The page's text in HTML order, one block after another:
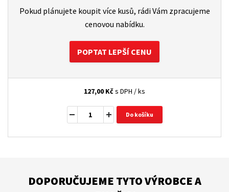
Pokud plánujete koupit více kusů, rádi Vám zpracujeme
cenovou nabídku.
POPTAT LEPŠÍ CENU
127,00 Kčs DPH / ks
Do košíku
DOPORUČUJEME TYTO VÝROBCE A